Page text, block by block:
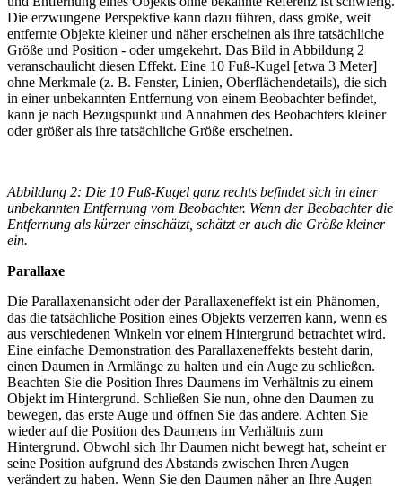
Die erzwungene Perspektive kann dazu führen, dass große, weit
entfernte Objekte kleiner und näher erscheinen als ihre tatsächliche
Größe und Position - oder umgekehrt. Das Bild in Abbildung 2
veranschaulicht diesen Effekt. Eine 10 Fuß-Kugel [etwa 3 Meter]
ohne Merkmale (z. B. Fenster, Linien, Oberflächendetails), die sich
in einer unbekannten Entfernung von einem Beobachter befindet,
kann je nach Bezugspunkt und Annahmen des Beobachters kleiner
oder größer als ihre tatsächliche Größe erscheinen.
Abbildung 2: Die 10 Fuß-Kugel ganz rechts befindet sich in einer
unbekannten Entfernung vom Beobachter. Wenn der Beobachter die
Entfernung als kürzer einschätzt, schätzt er auch die Größe kleiner
ein.
Parallaxe
Die Parallaxenansicht oder der Parallaxeneffekt ist ein Phänomen,
das die tatsächliche Position eines Objekts verzerren kann, wenn es
aus verschiedenen Winkeln vor einem Hintergrund betrachtet wird.
Eine einfache Demonstration des Parallaxeneffekts besteht darin,
einen Daumen in Armlänge zu halten und ein Auge zu schließen.
Beachten Sie die Position Ihres Daumens im Verhältnis zu einem
Objekt im Hintergrund. Schließen Sie nun, ohne den Daumen zu
bewegen, das erste Auge und öffnen Sie das andere. Achten Sie
wieder auf die Position des Daumens im Verhältnis zum
Hintergrund. Obwohl sich Ihr Daumen nicht bewegt hat, scheint er
seine Position aufgrund des Abstands zwischen Ihren Augen
verändert zu haben. Wenn Sie den Daumen näher an Ihre Augen